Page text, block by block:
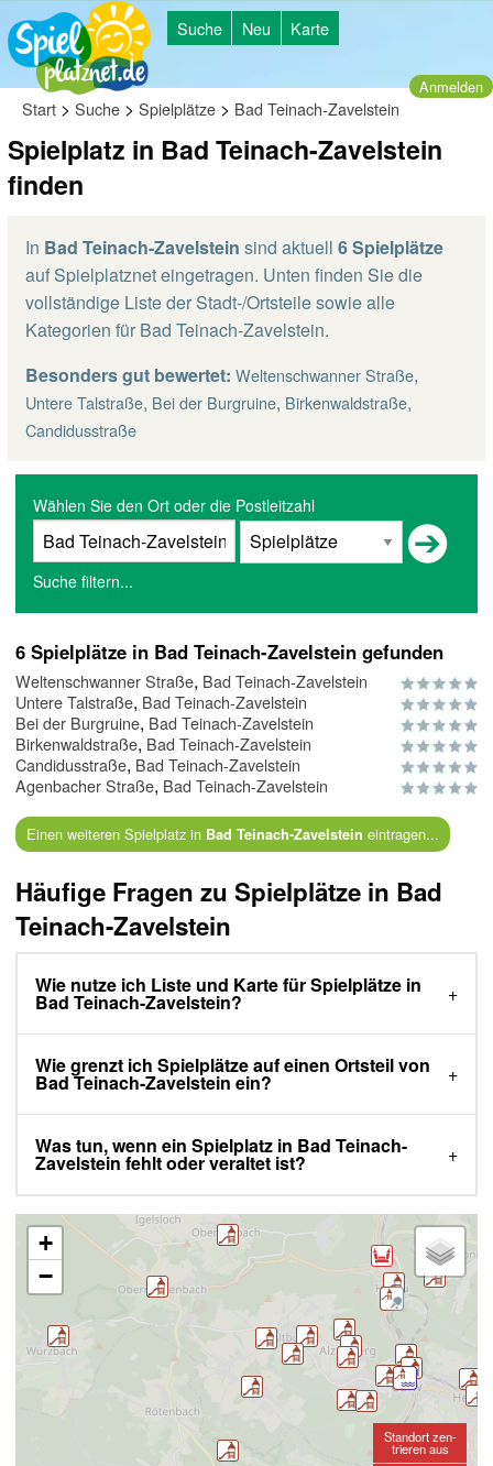
Suche Neu Karte
Anmelden
Start > Suche > Spielplätze > Bad Teinach-Zavelstein
Spielplatz in Bad Teinach-Zavelstein
finden
In Bad Teinach-Zavelstein sind aktuell 6 Spielplätze
auf Spielplatznet eingetragen. Unten finden Sie die
vollständige Liste der Stadt-/Ortsteile sowie alle
Kategorien für Bad Teinach-Zavelstein.
Besonders gut bewertet: Weltenschwanner Straße,
Untere Talstraße, Bei der Burgruine, Birkenwaldstraße,
Candidusstraße
Wählen Sie den Ort oder die Postleitzahl
Suche filtern...
6 Spielplätze in Bad Teinach-Zavelstein gefunden
Weltenschwanner Straße, Bad Teinach-Zavelstein
Untere Talstraße, Bad Teinach-Zavelstein
Bei der Burgruine, Bad Teinach-Zavelstein
Birkenwaldstraße, Bad Teinach-Zavelstein
Candidusstraße, Bad Teinach-Zavelstein
Agenbacher Straße, Bad Teinach-Zavelstein
Einen weiteren Spielplatz in Bad Teinach-Zavelstein eintragen...
Häufige Fragen zu Spielplätze in Bad
Teinach-Zavelstein
Wie nutze ich Liste und Karte für Spielplätze in
Bad Teinach-Zavelstein?
Wie grenzt ich Spielplätze auf einen Ortsteil von
Bad Teinach-Zavelstein ein?
Was tun, wenn ein Spielplatz in Bad Teinach-
Zavelstein fehlt oder veraltet ist?
+
−
Standort zen-
trieren aus